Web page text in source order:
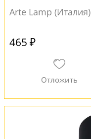
Arte Lamp (Италия)
465 ₽